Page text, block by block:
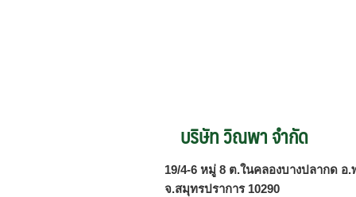
บริษัท วิณพา จำกัด
19/4-6 หมู่ 8 ต.ในคลองบางปลากด อ.
จ.สมุทรปราการ 10290